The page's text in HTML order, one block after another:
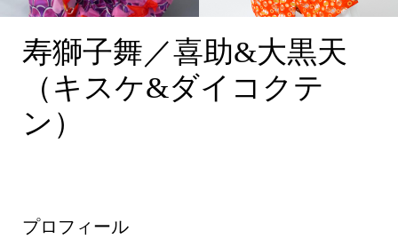
寿獅子舞／喜助&大黒天
（キスケ&ダイコクテ
ン）
プロフィール